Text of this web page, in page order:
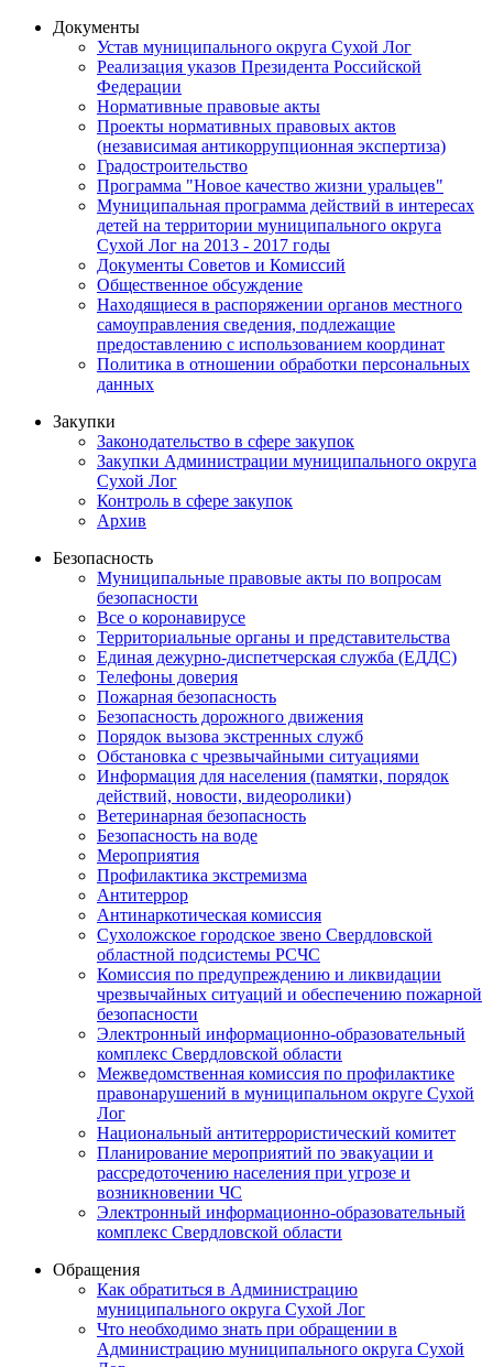
Документы
Устав муниципального округа Сухой Лог
Реализация указов Президента Российской
Федерации
Нормативные правовые акты
Проекты нормативных правовых актов
(независимая антикоррупционная экспертиза)
Градостроительство
Программа "Новое качество жизни уральцев"
Муниципальная программа действий в интересах
детей на территории муниципального округа
Сухой Лог на 2013 - 2017 годы
Документы Советов и Комиссий
Общественное обсуждение
Находящиеся в распоряжении органов местного
самоуправления сведения, подлежащие
предоставлению с использованием координат
Политика в отношении обработки персональных
данных
Закупки
Законодательство в сфере закупок
Закупки Администрации муниципального округа
Сухой Лог
Контроль в сфере закупок
Архив
Безопасность
Муниципальные правовые акты по вопросам
безопасности
Все о коронавирусе
Территориальные органы и представительства
Единая дежурно-диспетчерская служба (ЕДДС)
Телефоны доверия
Пожарная безопасность
Безопасность дорожного движения
Порядок вызова экстренных служб
Обстановка с чрезвычайными ситуациями
Информация для населения (памятки, порядок
действий, новости, видеоролики)
Ветеринарная безопасность
Безопасность на воде
Мероприятия
Профилактика экстремизма
Антитеррор
Антинаркотическая комиссия
Сухоложское городское звено Свердловской
областной подсистемы РСЧС
Комиссия по предупреждению и ликвидации
чрезвычайных ситуаций и обеспечению пожарной
безопасности
Электронный информационно-образовательный
комплекс Cвердловской области
Межведомственная комиссия по профилактике
правонарушений в муниципальном округе Сухой
Лог
Национальный антитеррористический комитет
Планирование мероприятий по эвакуации и
рассредоточению населения при угрозе и
возникновении ЧС
Электронный информационно-образовательный
комплекс Свердловской области
Обращения
Как обратиться в Администрацию
муниципального округа Сухой Лог
Что необходимо знать при обращении в
Администрацию муниципального округа Сухой